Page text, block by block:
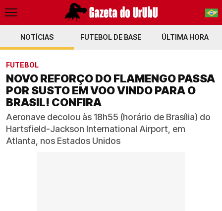
PT-BR
NOTÍCIAS FUTEBOL DE BASE ÚLTIMA HORA
FUTEBOL
NOVO REFORÇO DO FLAMENGO PASSA
POR SUSTO EM VOO VINDO PARA O
BRASIL! CONFIRA
Aeronave decolou às 18h55 (horário de Brasília) do
Hartsfield-Jackson International Airport, em
Atlanta, nos Estados Unidos